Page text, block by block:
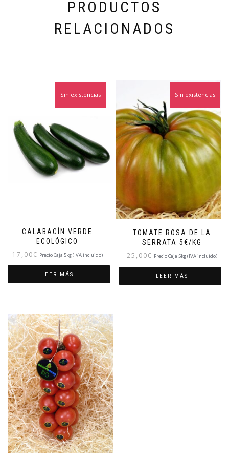
PRODUCTOS
RELACIONADOS
CALABACÍN VERDE
ECOLÓGICO
17,00€ Precio Caja 5kg (IVA incluido)
Sin existencias
LEER MÁS
TOMATE ROSA DE LA
SERRATA 5€/KG
25,00€ Precio Caja 5kg (IVA incluido)
Sin existencias
LEER MÁS